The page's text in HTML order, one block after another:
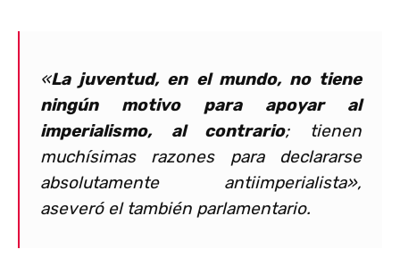
«La juventud, en el mundo, no tiene
ningún motivo para apoyar al
imperialismo, al contrario; tienen
muchísimas razones para declararse
absolutamente antiimperialista»,
aseveró el también parlamentario.